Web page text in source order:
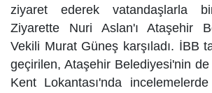
ziyaret ederek vatandaşlarla
Ziyarette Nuri Aslan'ı Ataşehir
Vekili Murat Güneş karşıladı. İBB
geçirilen, Ataşehir Belediyesi'nin
Kent Lokantası'nda